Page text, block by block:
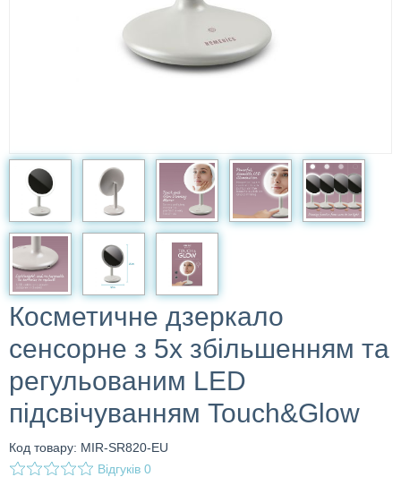
Косметичне дзеркало
сенсорне з 5х збільшенням та
регульованим LED
підсвічуванням Touch&Glow
Код товару: MIR-SR820-EU
Відгуків 0